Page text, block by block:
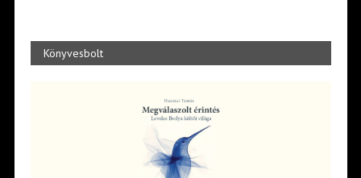
Könyvesbolt